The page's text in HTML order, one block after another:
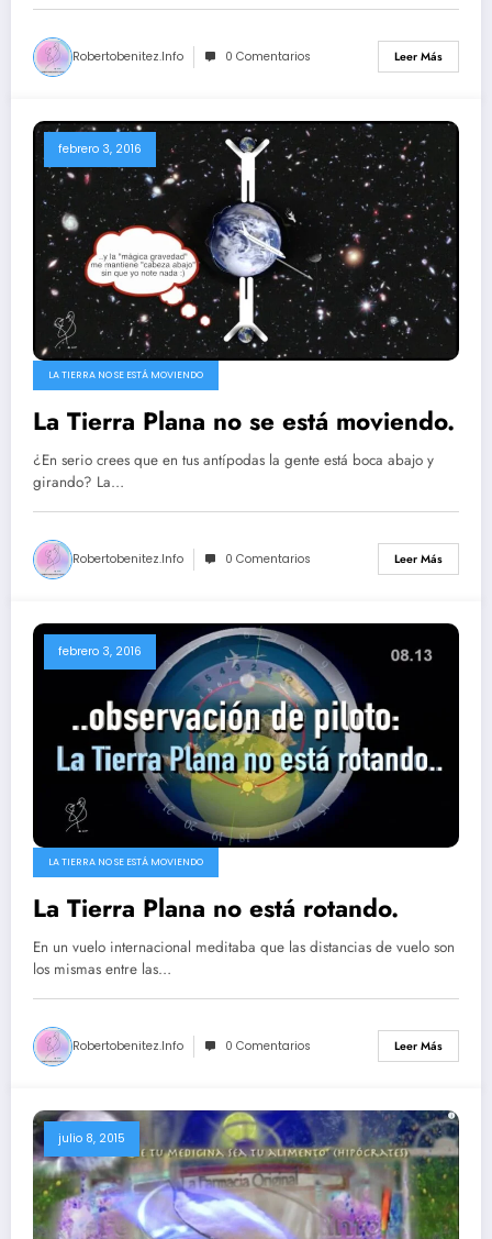
Robertobenitez.info 0 Comentarios Leer Más
febrero 3, 2016
LA TIERRA NO SE ESTÁ MOVIENDO
La Tierra Plana no se está moviendo.
¿En serio crees que en tus antípodas la gente está boca abajo y
girando? La…
Robertobenitez.info 0 Comentarios Leer Más
febrero 3, 2016
LA TIERRA NO SE ESTÁ MOVIENDO
La Tierra Plana no está rotando.
En un vuelo internacional meditaba que las distancias de vuelo son
los mismas entre las…
Robertobenitez.info 0 Comentarios Leer Más
julio 8, 2015